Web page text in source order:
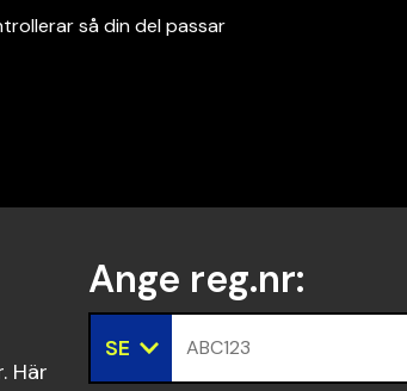
så din del passar
Här
Ange reg.nr:
SE ABC123